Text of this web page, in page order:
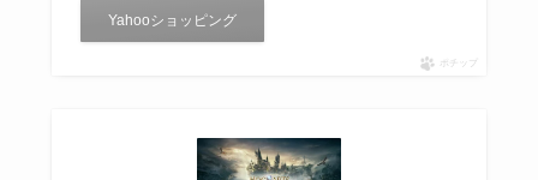
Yahooショッピング
ポチップ